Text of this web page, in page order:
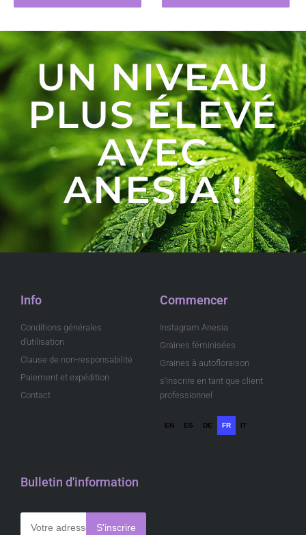
UN NIVEAU
PLUS ÉLEVÉ
AVEC
ANESIA !
Info
Conditions générales
d'utilisation
Clause de non-responsabilité
Paiement et expédition
Contact
Commencer
Instagram Anesia
Graines féminisées
Graines à autofloraison
s'inscrire en tant que client
professionnel
EN ES DE FR IT
Bulletin d'information